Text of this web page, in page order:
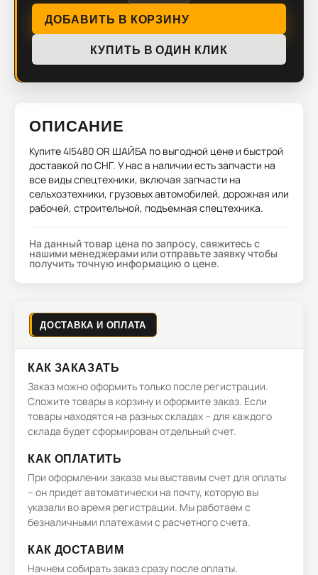
ДОБАВИТЬ В КОРЗИНУ
КУПИТЬ В ОДИН КЛИК
ОПИСАНИЕ
Купите4I5480 OR ШАЙБА по выгодной цене и быстрой
доставкой по СНГ. У нас в наличии есть запчасти на
все виды спецтехники, включая запчасти на
сельхозтехники, грузовых автомобилей, дорожная или
рабочей, строительной, подъемная спецтехника.
На данный товар цена по запросу, свяжитесь с
нашими менеджерами или отправьте заявку чтобы
получить точную информацию о цене.
ДОСТАВКА И ОПЛАТА
КАК ЗАКАЗАТЬ
Заказ можно оформить только после регистрации.
Сложите товары в корзину и оформите заказ. Если
товары находятся на разных складах – для каждого
склада будет сформирован отдельный счет.
КАК ОПЛАТИТЬ
При оформлении заказа мы выставим счет для оплаты
– он придет автоматически на почту, которую вы
указали во время регистрации. Мы работаем с
безналичными платежами с расчетного счета.
КАК ДОСТАВИМ
Начнем собирать заказ сразу после оплаты.